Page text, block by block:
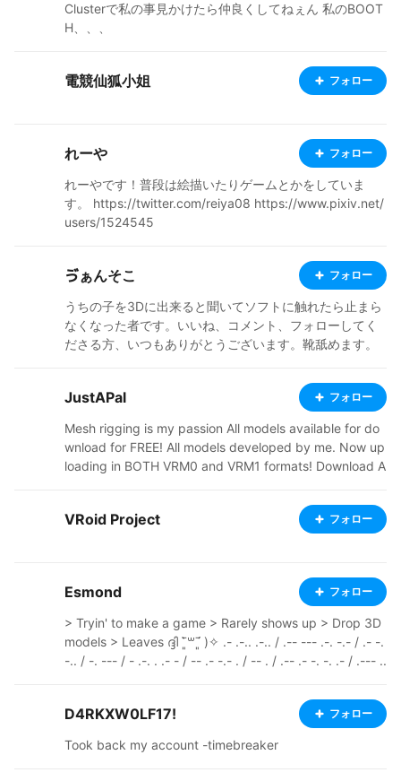
Clusterで私の事見かけたら仲良くしてねぇん 私のBOOT
H、、、
電競仙狐小姐 フォロー
れーや フォロー
れーやです！普段は絵描いたりゲームとかをしていま
す。 https://twitter.com/reiya08 https://www.pixiv.net/
users/1524545
ゔぁんそこ フォロー
うちの子を3Dに出来ると聞いてソフトに触れたら止まら
なくなった者です。いいね、コメント、フォローしてく
ださる方、いつもありがとうございます。靴舐めます。
JustAPal フォロー
Mesh rigging is my passion All models available for do
wnload for FREE! All models developed by me. Now up
loading in BOTH VRM0 and VRM1 formats! Download A
lder/EXRGRZCC#CaoWSXPETD2_V8S4ygPwmQ Discor
d: @.justapal Email: JustAPalYT@gmail.com Youtube:
ダウンロードできます！ すべてのモデルは私が開発しま
した。 VRM0とVRM1の両方の形式でアップロード中で
す！
VRoid Project フォロー
Esmond フォロー
> Tryin' to make a game > Rarely shows up > Drop 3D
models > Leaves ദ്ദി ˉ͈̀꒳ˉ͈́ )✧ .- .-.. .-.. / .-- --- .-. -.- / .- -.
-.. / -. --- / - .-. . .- - / -- .- -.- . / -- . / .-- .- -. -. .- / .--- ..
------------ Pixiv: https://www.pixiv.net/en/users/6588
2243 Ko-fi: https://ko-fi.com/esm0nd Youtube: https://
tch.io/
D4RKXW0LF17! フォロー
Took back my account -timebreaker